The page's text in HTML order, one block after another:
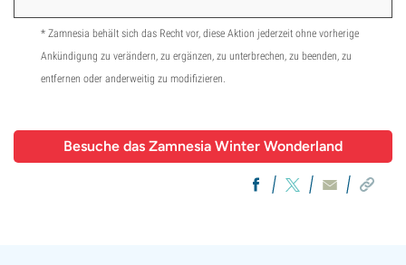
* Zamnesia behält sich das Recht vor, diese Aktion jederzeit ohne vorherige
Ankündigung zu verändern, zu ergänzen, zu unterbrechen, zu beenden, zu
entfernen oder anderweitig zu modifizieren.
Besuche das Zamnesia Winter Wonderland